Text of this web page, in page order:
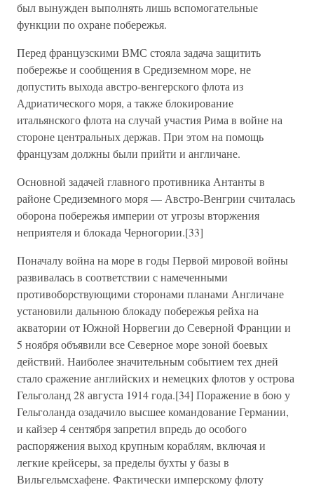
был вынужден выполнять лишь вспомогательные
функции по охране побережья.
Перед французскими ВМС стояла задача защитить
побережье и сообщения в Средиземном море, не
допустить выхода австро-венгерского флота из
Адриатического моря, а также блокирование
итальянского флота на случай участия Рима в войне на
стороне центральных держав. При этом на помощь
французам должны были прийти и англичане.
Основной задачей главного противника Антанты в
районе Средиземного моря — Австро-Венгрии считалась
оборона побережья империи от угрозы вторжения
неприятеля и блокада Черногории.[33]
Поначалу война на море в годы Первой мировой войны
развивалась в соответствии с намеченными
противоборствующими сторонами планами Англичане
установили дальнюю блокаду побережья рейха на
акватории от Южной Норвегии до Северной Франции и
5 ноября объявили все Северное море зоной боевых
действий. Наиболее значительным событием тех дней
стало сражение английских и немецких флотов у острова
Гельголанд 28 августа 1914 года.[34] Поражение в бою у
Гельголанда озадачило высшее командование Германии,
и кайзер 4 сентября запретил впредь до особого
распоряжения выход крупным кораблям, включая и
легкие крейсеры, за пределы бухты у базы в
Вильгельмсхафене. Фактически имперскому флоту